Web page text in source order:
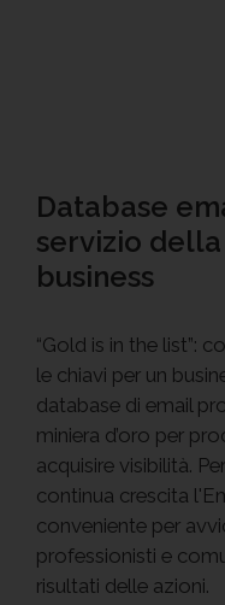
Database
servizio
business
“Gold is in the list”:
le chiavi per un
database di email
miniera d’oro per
acquisire visibilità.
continua crescita
conveniente per
professionisti e
risultati delle azioni.